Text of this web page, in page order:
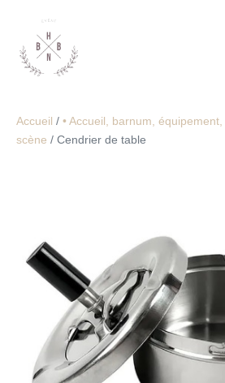
Accueil / • Accueil, barnum,
scène / Cendrier de table